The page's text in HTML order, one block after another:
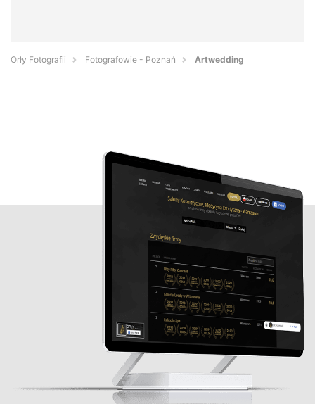
Orły Fotografii Fotografowie - Poznań Artwedding